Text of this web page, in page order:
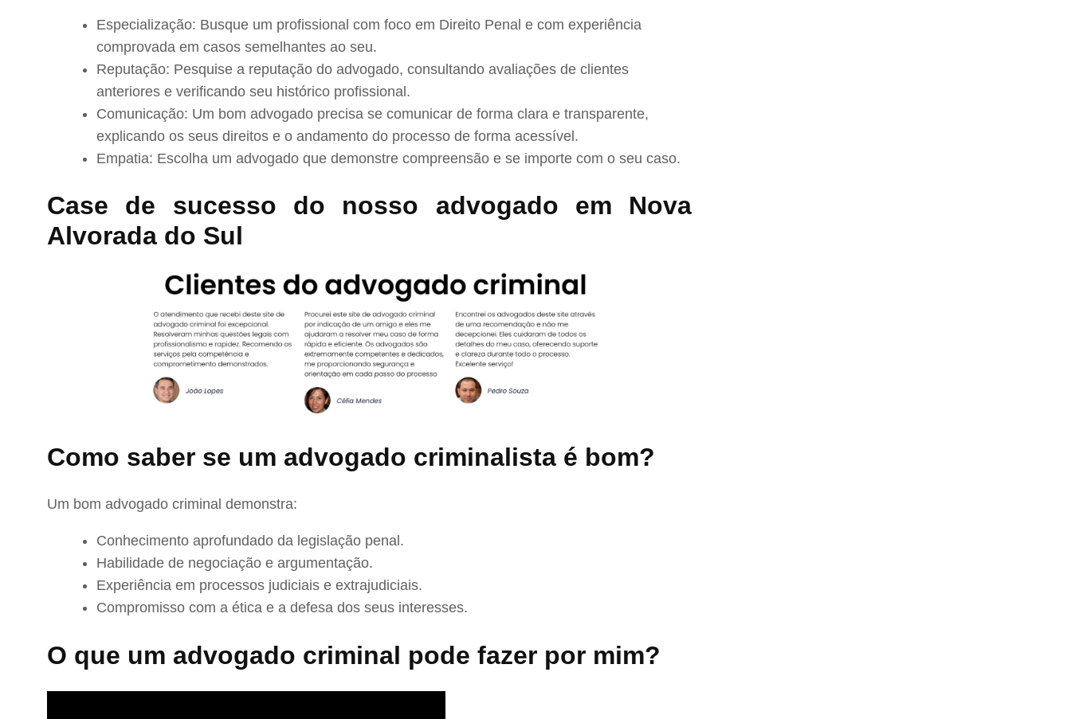
Especialização: Busque um profissional com foco em Direito Penal e com experiência
comprovada em casos semelhantes ao seu.
Reputação: Pesquise a reputação do advogado, consultando avaliações de clientes
anteriores e verificando seu histórico profissional.
Comunicação: Um bom advogado precisa se comunicar de forma clara e transparente,
explicando os seus direitos e o andamento do processo de forma acessível.
Empatia: Escolha um advogado que demonstre compreensão e se importe com o seu caso.
Case de sucesso do nosso advogado em Nova
Alvorada do Sul
Como saber se um advogado criminalista é bom?
Um bom advogado criminal demonstra:
Conhecimento aprofundado da legislação penal.
Habilidade de negociação e argumentação.
Experiência em processos judiciais e extrajudiciais.
Compromisso com a ética e a defesa dos seus interesses.
O que um advogado criminal pode fazer por mim?